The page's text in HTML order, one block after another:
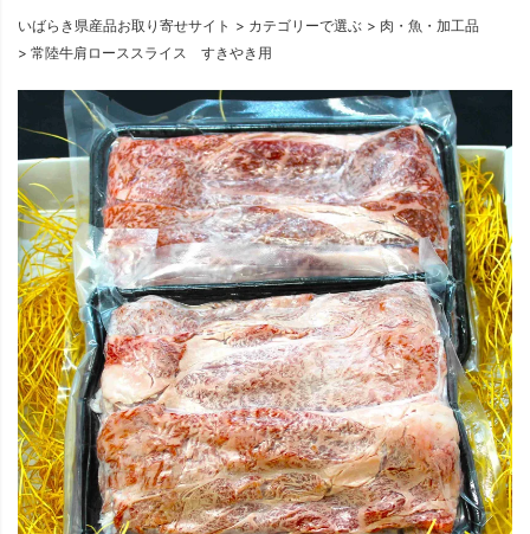
いばらき県産品お取り寄せサイト カテゴリーで選ぶ
肉・魚・加工品
常陸牛肩ローススライス すきやき用